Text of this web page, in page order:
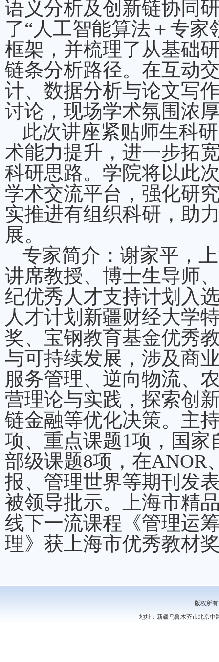
语义分析及创新链协同
了“人工智能算法＋专
框架，并梳理了从基础
链条分析路径。在互动
计、数据分析与论文写
讨论，现场学术氛围浓
此次讲座紧贴师生科
术能力提升，进一步拓
科研思路。学院将以此
学术交流平台，强化研
实推进有组织科研，助
展。
专家简介：谢家平，
讲席教授、博士生导师
纪优秀人才支持计划入
人才计划新疆财经大学
奖、宝钢教育基金优秀
与可持续发展，涉及商
服务管理、逆向物流、
营理论与实践，探索创
链金融等优化决策。主
项、重点课题1项，国
部级课题8项，在ANOR
报、管理世界等期刊发
被领导批示。上海市精
线下一流课程《管理运
理》获上海市优秀教材
版权所
地址：新疆乌鲁木齐市北京